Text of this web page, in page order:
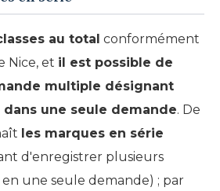
au total conformément
Nice, et il est possible de
multiple désignant
dans une seule demande. De
les marques en série
d'enregistrer plusieurs
en une seule demande) ; par